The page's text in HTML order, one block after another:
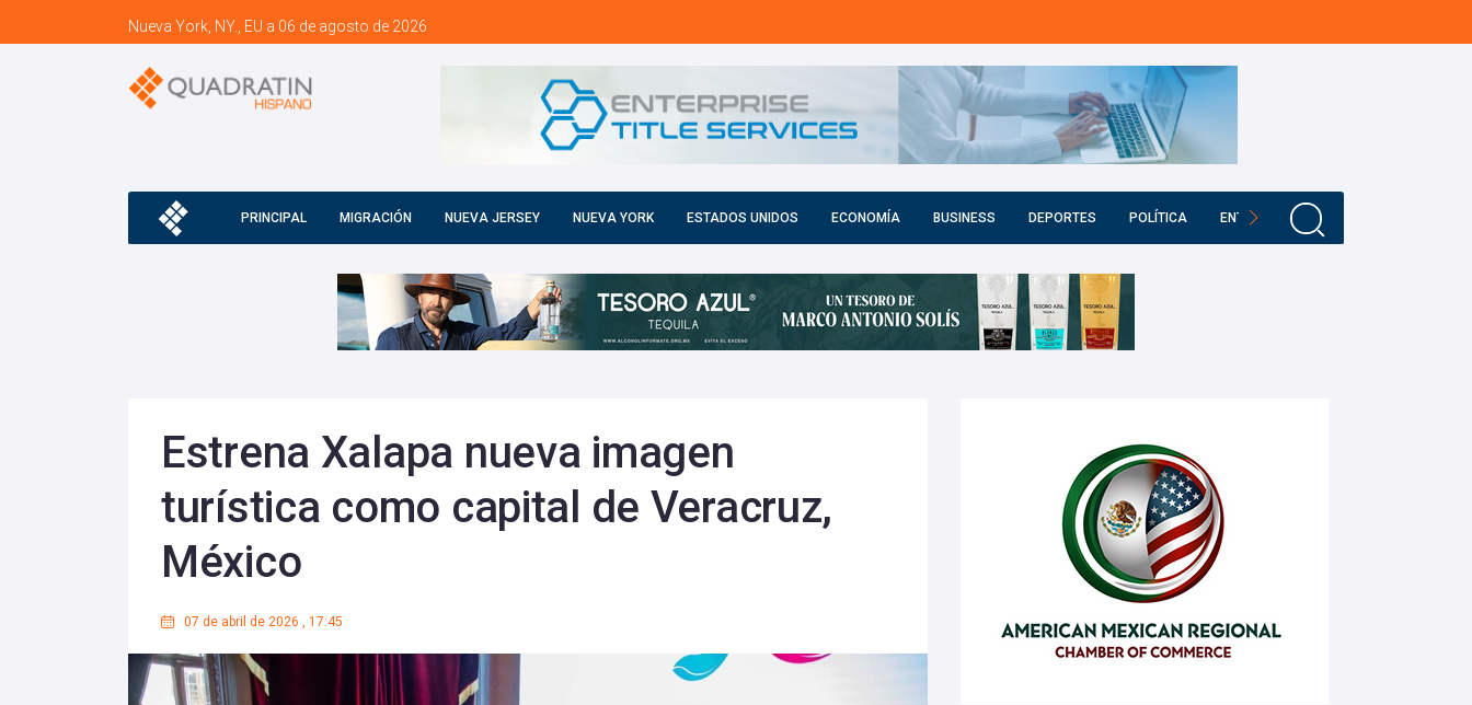
Nueva York, NY., EU a 06 de agosto de 2026
PRINCIPAL MIGRACIÓN NUEVA JERSEY NUEVA YORK ESTADOS UNIDOS ECONOMÍA BUSINESS DEPORTES POLÍTICA ENTRETENIMIENTO
Estrena Xalapa nueva imagen
turística como capital de Veracruz,
México
07 de abril de 2026 , 17:45